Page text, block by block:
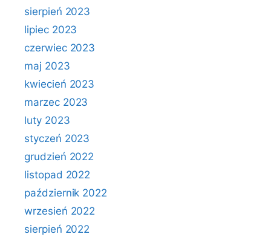
sierpień 2023
lipiec 2023
czerwiec 2023
maj 2023
kwiecień 2023
marzec 2023
luty 2023
styczeń 2023
grudzień 2022
listopad 2022
październik 2022
wrzesień 2022
sierpień 2022